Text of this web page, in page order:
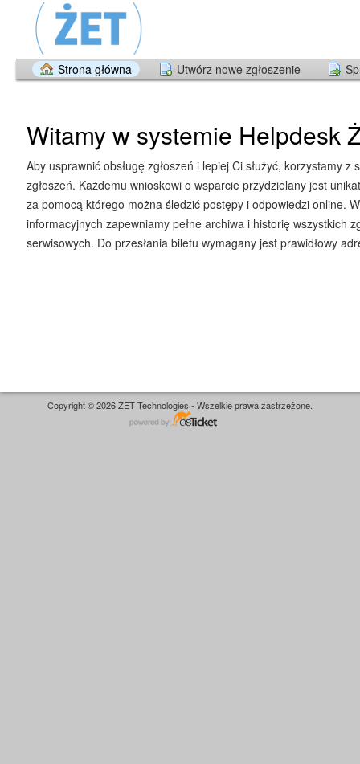
Strona główna Utwórz nowe zgłoszenie
Witamy w systemie Helpdesk
Aby usprawnić obsługę zgłoszeń i lepiej Ci służyć, korzystamy z
zgłoszeń. Każdemu wnioskowi o wsparcie przydzielany jest
za pomocą którego można śledzić postępy i odpowiedzi online.
informacyjnych zapewniamy pełne archiwa i historię wszystkich
serwisowych. Do przesłania biletu wymagany jest prawidłowy
Copyright © 2026 ŻET Technologies - Wszelkie prawa zastrzeżone.